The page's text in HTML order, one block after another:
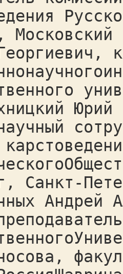
Московский
Санкт-